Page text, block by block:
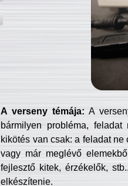
A verseny témája: A
bármilyen probléma, feladat
kikötés van csak: a feladat
vagy már meglévő
fejlesztő kitek, érzékelők,
elkészítenie.